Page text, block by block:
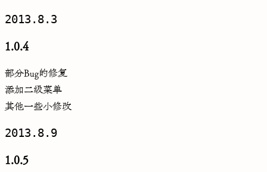
2013.8.3
1.0.4
部分Bug的修复
添加二级菜单
其他一些小修改
2013.8.9
1.0.5